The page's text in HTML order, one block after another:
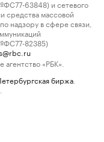
63848) и сетевого
средства массовой
надзору в сфере связи,
82385)
«РБК».
биржа